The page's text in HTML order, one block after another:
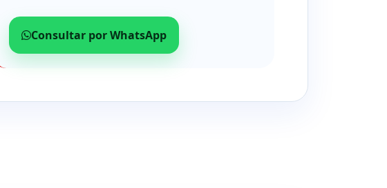
Consultar por WhatsApp